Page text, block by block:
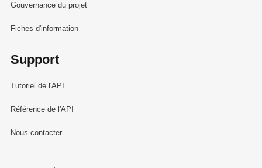
Gouvernance du projet
Fiches d'information
Support
Tutoriel de l'API
Référence de l'API
Nous contacter